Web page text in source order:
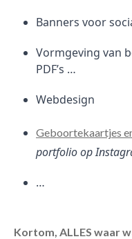
Banners voor
Vormgeving van
PDF’s …
Webdesign
Geboortekaartjes
portfolio op
…
Kortom, ALLES waar